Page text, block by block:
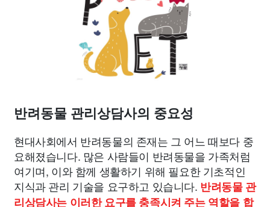
반려동물 관리상담사의 중요성
현대사회에서 반려동물의 존재는 그 어느 때보다 중
요해졌습니다. 많은 사람들이 반려동물을 가족처럼
여기며, 이와 함께 생활하기 위해 필요한 기초적인
지식과 관리 기술을 요구하고 있습니다. 반려동물 관
리상담사는 이러한 요구를 충족시켜 주는 역할을 합